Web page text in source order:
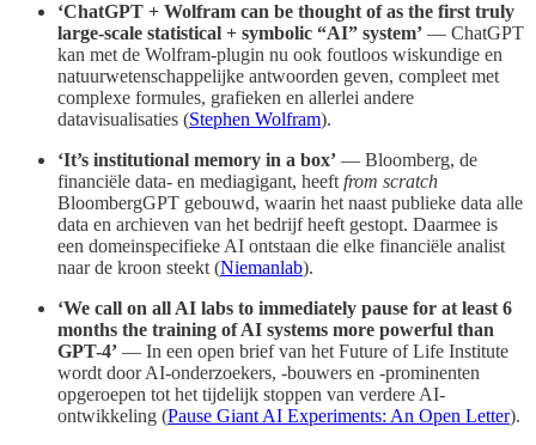
‘ChatGPT + Wolfram can be thought of as the first truly
large-scale statistical + symbolic “AI” system’ — ChatGPT
kan met de Wolfram-plugin nu ook foutloos wiskundige en
natuurwetenschappelijke antwoorden geven, compleet met
complexe formules, grafieken en allerlei andere
datavisualisaties (Stephen Wolfram).
‘It’s institutional memory in a box’ — Bloomberg, de
financiële data- en mediagigant, heeft from scratch
BloombergGPT gebouwd, waarin het naast publieke data alle
data en archieven van het bedrijf heeft gestopt. Daarmee is
een domeinspecifieke AI ontstaan die elke financiële analist
naar de kroon steekt (Niemanlab).
‘We call on all AI labs to immediately pause for at least 6
months the training of AI systems more powerful than
GPT-4’ — In een open brief van het Future of Life Institute
wordt door AI-onderzoekers, -bouwers en -prominenten
opgeroepen tot het tijdelijk stoppen van verdere AI-
ontwikkeling (Pause Giant AI Experiments: An Open Letter).